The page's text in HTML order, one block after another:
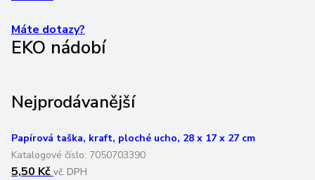
Máte dotazy?
EKO nádobí
Nejprodávanější
Papírová taška, kraft, ploché ucho, 28 x 17 x 27 cm
Katalogové číslo: 7050703390
5,50 Kč vč. DPH